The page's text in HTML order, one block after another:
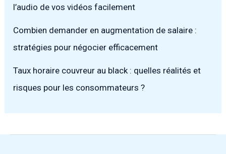
l’audio de vos vidéos facilement
Combien demander en augmentation de salaire :
stratégies pour négocier efficacement
Taux horaire couvreur au black : quelles réalités et
risques pour les consommateurs ?